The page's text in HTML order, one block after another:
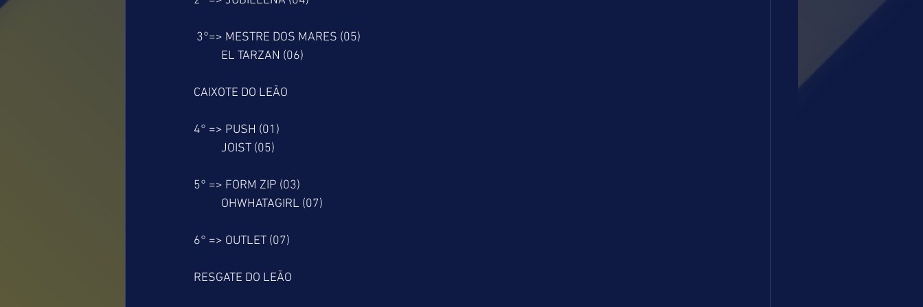
3°=> MESTRE DOS MARES (05)
          EL TARZAN (06)
CAIXOTE DO LEÃO
4° => PUSH (01)
          JOIST (05)
5° => FORM ZIP (03)
          OHWHATAGIRL (07)
6° => OUTLET (07)
RESGATE DO LEÃO